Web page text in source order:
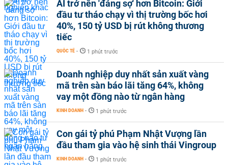
AI trở nên 'đáng sợ' hơn Bitcoin: Giới
đầu tư tháo chạy vì thị trường bốc hơi
40%, 150 tỷ USD bị rút không thương
tiếc
QUỐC TẾ - 1 phút trước
Doanh nghiệp duy nhất sản xuất vàng
mã trên sàn báo lãi tăng 64%, không
vay một đồng nào từ ngân hàng
KINH DOANH - 1 phút trước
Con gái tỷ phú Phạm Nhật Vượng lần
đầu tham gia vào hệ sinh thái Vingroup
KINH DOANH - 1 phút trước